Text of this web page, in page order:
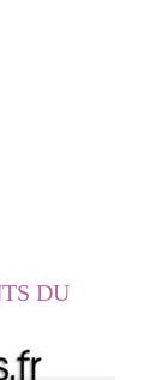
DU